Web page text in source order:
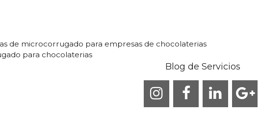
de microcorrugado para empresas de chocolaterias
para chocolaterias
Blog de Servicios